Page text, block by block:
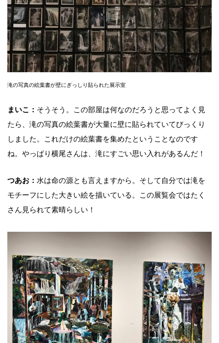
滝の写真の絵葉書が壁にぎっしり貼られた展示室
まいこ： そうそう。この部屋は何なのだろうと思ってよく見
たら、滝の写真の絵葉書が大量に壁に貼られていてびっくり
しました。これだけの絵葉書を集めたということなのです
ね。やっぱり横尾さんは、滝にすごい思い入れがあるんだ！
つあお： 水は命の源とも言えますから。そして自分では滝を
モチーフにした大きい絵を描いている。この展覧会ではたく
さん見られて素晴らしい！